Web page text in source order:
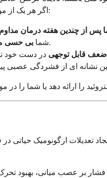
اگر هر یک از موارد زیر را تجربه کردید، قرار ملاقات پزشکی رزرو کنید:
پس از چندین هفته درمان
شما بی حسی
در انگشتان خود دارید.
ضعف قابل توجهی
تعدیلات ارگونومیک حیاتی
بر عصب میانی، بهبود